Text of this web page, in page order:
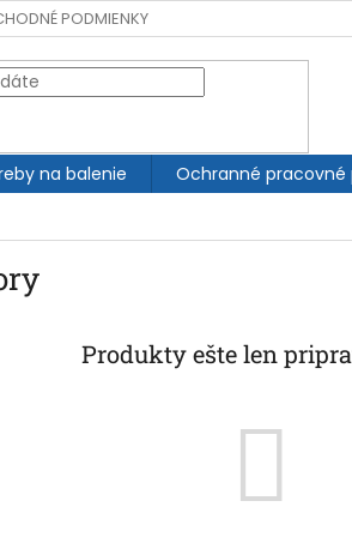
PODMIENKY
na balenie Ochranné
Produkty ešte len